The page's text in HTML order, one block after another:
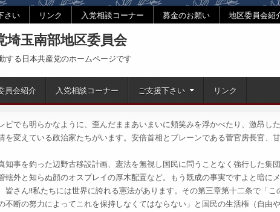
さい リンク 入党相談コーナー 募金のお願い 地区委員会紹
玉南部地区委員会
する日本共産党のホームページです
員会紹介 入党相談コーナー ご支援下さい リンク
でも明らかなように、歪んだままあいまいに頬笑みを浮かべたり、激昂し
を変えている政治家たちがいます。安倍首相とブレーンである菅官房長官、
事を釣った辺野古移設計画、憲法を無視し国民に問うことなく強行した集
轄外と知らぬ顔のオスプレイの厚木配置など。もう既成の事実ですよと暗に
皆さん!!私たちには世界に誇れる憲法があります。その第三章第十二条で「こ
不断の努力によってこれを保持しなくてはならない」と国民の生活権（自由